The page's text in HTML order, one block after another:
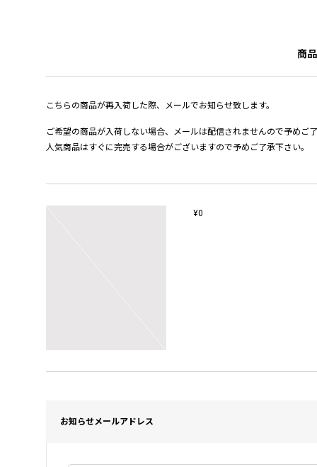
商
こちらの商品が再入荷した際、メールでお知らせ致します。
ご希望の商品が入荷しない場合、メールは配信されませんので予めご
人気商品はすぐに完売する場合がございますので予めご了承下さい。
¥0
お知らせメールアドレス